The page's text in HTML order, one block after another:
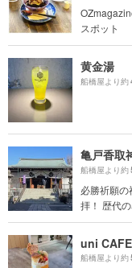
スポット
黄金湯
船橋屋より約
亀戸香取
船橋屋より約
必勝祈願
拝！ 歴代
uni CAFE
船橋屋より約